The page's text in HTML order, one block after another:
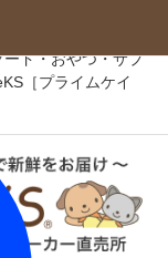
ド・おやつ・サプ
［プライムケイ